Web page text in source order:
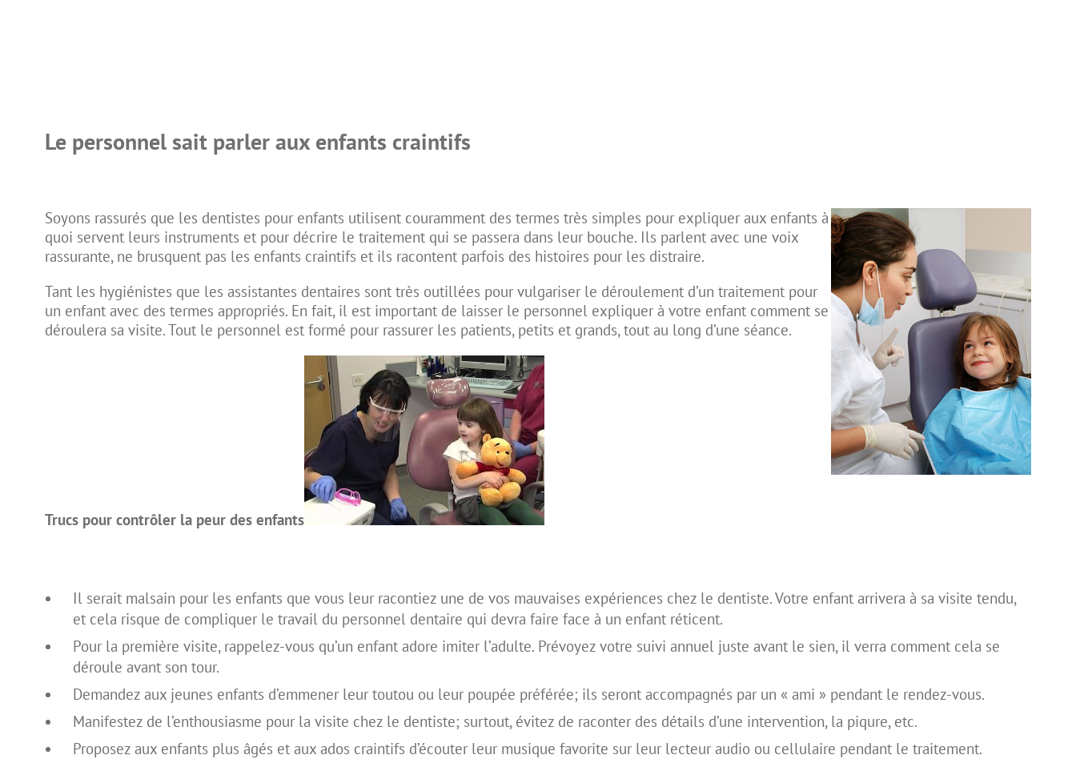
Le personnel sait parler aux enfants craintifs
Soyons rassurés que les dentistes pour enfants utilisent couramment des termes très simples pour expliquer aux enfants à
quoi servent leurs instruments et pour décrire le traitement qui se passera dans leur bouche. Ils parlent avec une voix
rassurante, ne brusquent pas les enfants craintifs et ils racontent parfois des histoires pour les distraire.
Tant les hygiénistes que les assistantes dentaires sont très outillées pour vulgariser le déroulement d’un traitement pour
un enfant avec des termes appropriés. En fait, il est important de laisser le personnel expliquer à votre enfant comment se
déroulera sa visite. Tout le personnel est formé pour rassurer les patients, petits et grands, tout au long d’une séance.
Trucs pour contrôler la peur des enfants
Il serait malsain pour les enfants que vous leur racontiez une de vos mauvaises expériences chez le dentiste. Votre enfant arrivera à sa visite tendu,
et cela risque de compliquer le travail du personnel dentaire qui devra faire face à un enfant réticent.
Pour la première visite, rappelez-vous qu’un enfant adore imiter l’adulte. Prévoyez votre suivi annuel juste avant le sien, il verra comment cela se
déroule avant son tour.
Demandez aux jeunes enfants d’emmener leur toutou ou leur poupée préférée; ils seront accompagnés par un « ami » pendant le rendez-vous.
Manifestez de l’enthousiasme pour la visite chez le dentiste; surtout, évitez de raconter des détails d’une intervention, la piqure, etc.
Proposez aux enfants plus âgés et aux ados craintifs d’écouter leur musique favorite sur leur lecteur audio ou cellulaire pendant le traitement.